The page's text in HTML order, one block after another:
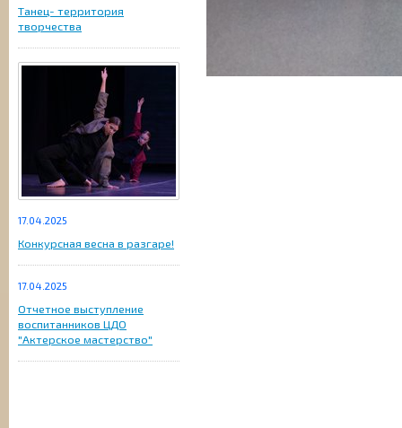
Танец- территория
творчества
17.04.2025
Конкурсная весна в разгаре!
17.04.2025
Отчетное выступление
воспитанников ЦДО
"Актерское мастерство"